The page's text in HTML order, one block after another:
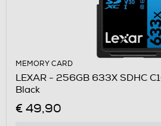
MEMORY CARD
LEXAR - 256GB 633X SDHC
Black
€ 49,90